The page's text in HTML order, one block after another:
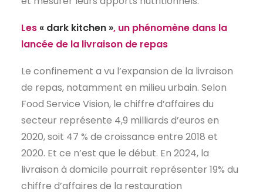
Les « dark kitchen », un phénomène dans la
lancée de la livraison de repas
Le confinement a vu l’expansion de la livraison
de repas, notamment en milieu urbain. Selon
Food Service Vision, le chiffre d’affaires du
secteur représente 4,9 milliards d’euros en
2020, soit 47 % de croissance entre 2018 et
2020. Et ce n’est que le début. En 2024, la
livraison à domicile pourrait représenter 19% du
chiffre d’affaires de la restauration